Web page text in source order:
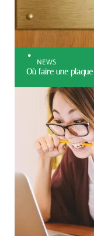
NEWS
Où faire une